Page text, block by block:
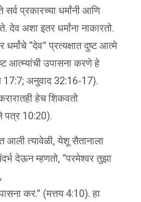
सर्व प्रकारच्या धर्मांनी आणि
देव अशा इतर धर्मांना नाकारतो.
“देव” प्रत्यक्षात दुष्ट आत्मे
आत्म्यांची उपासना करणे हे
अनुवाद 32:16-17).
हेच शिकवतो
पत्र 10:20).
आली त्यावेळी, येशू सैतानाला
देऊन म्हणतो, “परमेश्वर तुझा
कर.” (मत्तय 4:10). हा